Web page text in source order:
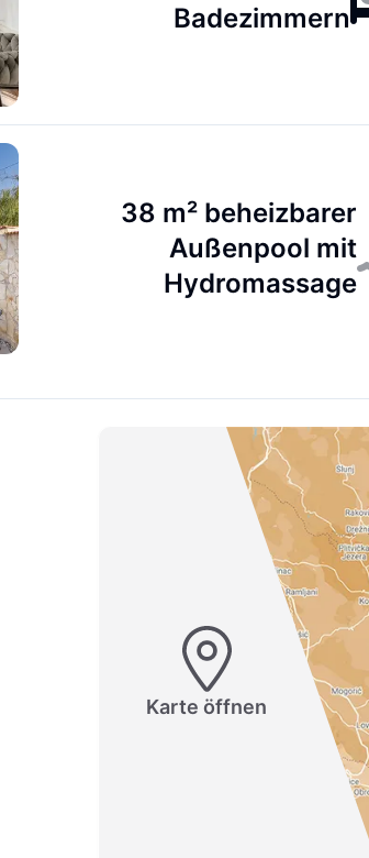
Badezimmern
38 m² beheizbarer
Außenpool mit
Hydromassage
Karte öffnen